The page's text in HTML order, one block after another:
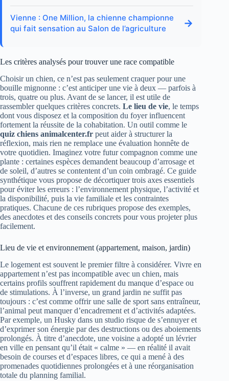
Vienne : One Million, la chienne championne
qui fait sensation au Salon de l’agriculture
→
Les critères analysés pour trouver une race compatible
Choisir un chien, ce n’est pas seulement craquer pour une
bouille mignonne : c’est anticiper une vie à deux — parfois à
trois, quatre ou plus. Avant de se lancer, il est utile de
rassembler quelques critères concrets. Le lieu de vie, le temps
dont vous disposez et la composition du foyer influencent
fortement la réussite de la cohabitation. Un outil comme le
quiz chiens animalcenter.fr peut aider à structurer la
réflexion, mais rien ne remplace une évaluation honnête de
votre quotidien. Imaginez votre futur compagnon comme une
plante : certaines espèces demandent beaucoup d’arrosage et
de soleil, d’autres se contentent d’un coin ombragé. Ce guide
synthétique vous propose de décortiquer trois axes essentiels
pour éviter les erreurs : l’environnement physique, l’activité et
la disponibilité, puis la vie familiale et les contraintes
pratiques. Chacune de ces rubriques propose des exemples,
des anecdotes et des conseils concrets pour vous projeter plus
facilement.
Lieu de vie et environnement (appartement, maison, jardin)
Le logement est souvent le premier filtre à considérer. Vivre en
appartement n’est pas incompatible avec un chien, mais
certains profils souffrent rapidement du manque d’espace ou
de stimulations. À l’inverse, un grand jardin ne suffit pas
toujours : c’est comme offrir une salle de sport sans entraîneur,
l’animal peut manquer d’encadrement et d’activités adaptées.
Par exemple, un Husky dans un studio risque de s’ennuyer et
d’exprimer son énergie par des destructions ou des aboiements
prolongés. À titre d’anecdote, une voisine a adopté un lévrier
en ville en pensant qu’il était « calme » — en réalité il avait
besoin de courses et d’espaces libres, ce qui a mené à des
promenades quotidiennes prolongées et à une réorganisation
totale du planning familial.